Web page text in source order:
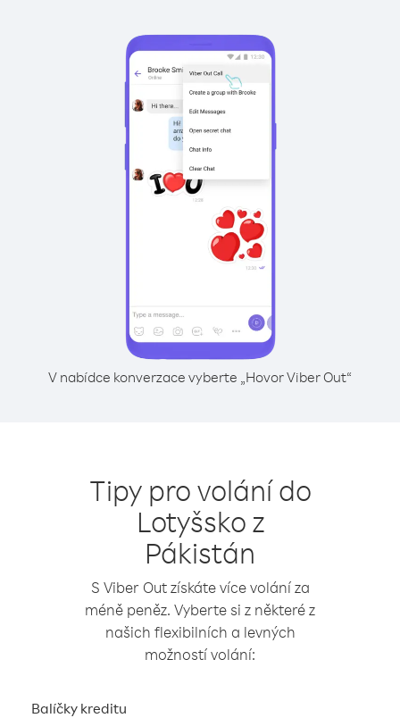
V nabídce konverzace vyberte „Hovor Viber Out“
Tipy pro volání do
Lotyšsko z
Pákistán
S Viber Out získáte více volání za
méně peněz. Vyberte si z některé z
našich flexibilních a levných
možností volání:
Balíčky kreditu